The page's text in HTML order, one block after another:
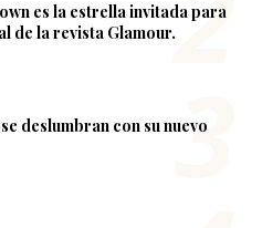
es la estrella invitada para
de la revista Glamour.
deslumbran con su nuevo